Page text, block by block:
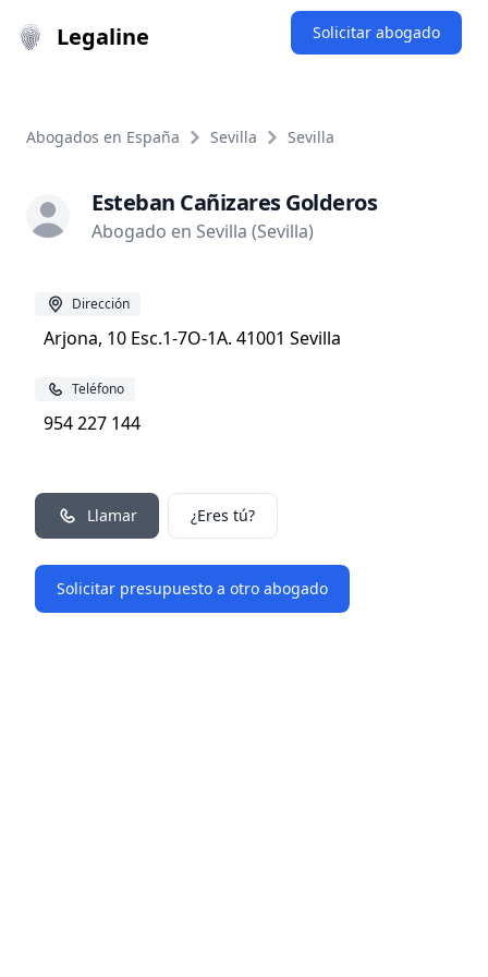
Legaline Solicitar abogado
Abogados en España Sevilla Sevilla
Esteban Cañizares Golderos
Abogado en Sevilla (Sevilla)
Dirección
Arjona, 10 Esc.1-7O-1A. 41001 Sevilla
Teléfono
954 227 144
Llamar ¿Eres tú?
Solicitar presupuesto a otro abogado